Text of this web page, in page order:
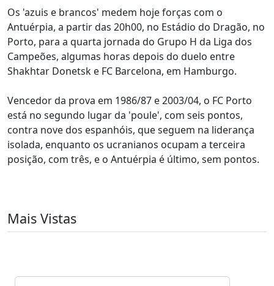
Os 'azuis e brancos' medem hoje forças com o
Antuérpia, a partir das 20h00, no Estádio do Dragão, no
Porto, para a quarta jornada do Grupo H da Liga dos
Campeões, algumas horas depois do duelo entre
Shakhtar Donetsk e FC Barcelona, em Hamburgo.
Vencedor da prova em 1986/87 e 2003/04, o FC Porto
está no segundo lugar da 'poule', com seis pontos,
contra nove dos espanhóis, que seguem na liderança
isolada, enquanto os ucranianos ocupam a terceira
posição, com três, e o Antuérpia é último, sem pontos.
Mais Vistas